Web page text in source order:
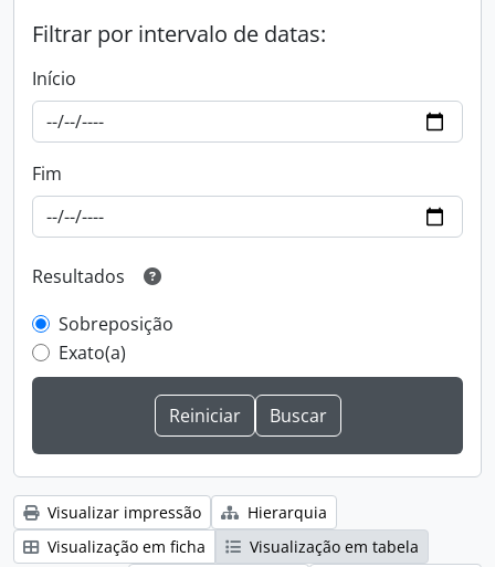
Filtrar por intervalo de datas:
Início
Fim
Resultados
Sobreposição
Exato(a)
Visualizar impressão
Hierarquia
Visualização em ficha
Visualização em tabela